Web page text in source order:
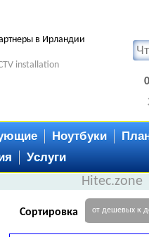
в Ирландии
installation
Ноутбуки
Услуги
Hitec.zone
Сортировка от дешевых к